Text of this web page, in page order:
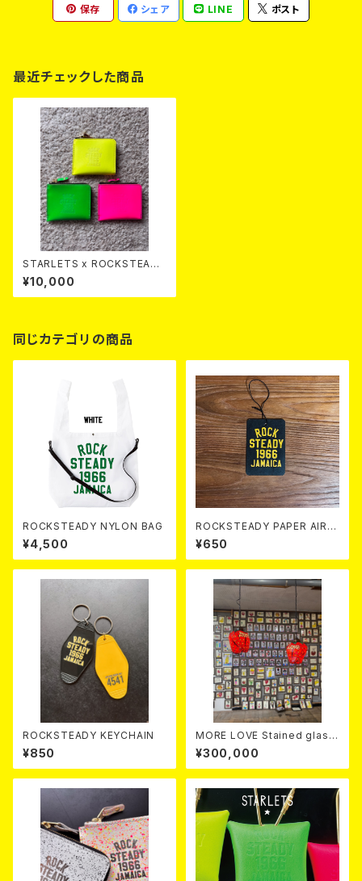
保存 シェア LINE ポスト
最近チェックした商品
STARLETS x ROCKSTEADY
Small Wallet
¥10,000
同じカテゴリの商品
ROCKSTEADY NYLON BAG
¥4,500
ROCKSTEADY PAPER AIR F
RESHNER
¥650
ROCKSTEADY KEYCHAIN
¥850
MORE LOVE Stained glass
lampshade
¥300,000